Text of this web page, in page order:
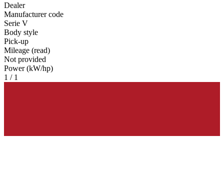
Dealer
Manufacturer code
Serie V
Body style
Pick-up
Mileage (read)
Not provided
Power (kW/hp)
1 / 1